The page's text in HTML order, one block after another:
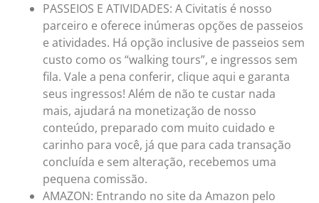
PASSEIOS E ATIVIDADES: A Civitatis é nosso
parceiro e oferece inúmeras opções de passeios
e atividades. Há opção inclusive de passeios sem
custo como os “walking tours”, e ingressos sem
fila. Vale a pena conferir, clique aqui e garanta
seus ingressos! Além de não te custar nada
mais, ajudará na monetização de nosso
conteúdo, preparado com muito cuidado e
carinho para você, já que para cada transação
concluída e sem alteração, recebemos uma
pequena comissão.
AMAZON: Entrando no site da Amazon pelo